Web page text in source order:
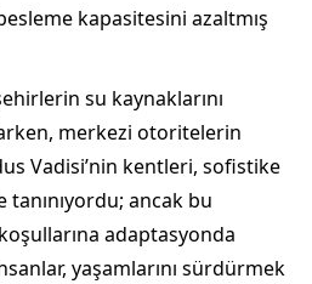
kapasitesini azaltmış
su kaynaklarını
merkezi otoritelerin
Vadisi’nin kentleri, sofistike
ancak bu
adaptasyonda
yaşamlarını sürdürmek